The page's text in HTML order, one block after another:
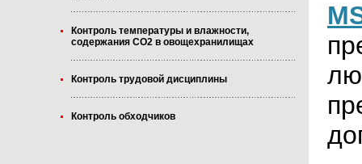
Контроль температуры и влажности,
содержания CO2 в овощехранилищах
Контроль трудовой дисциплины
Контроль обходчиков